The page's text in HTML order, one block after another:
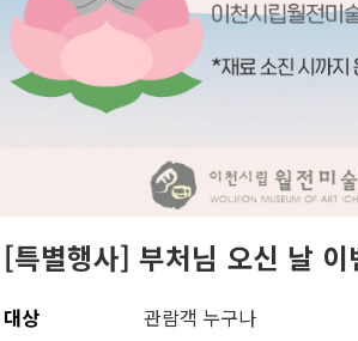
[특별행사] 부처님 오신 날 이
대상
관람객 누구나